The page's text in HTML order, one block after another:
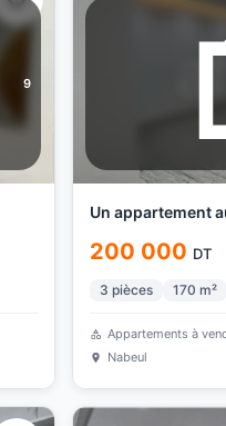
9
Un appartement
200 000 DT
3 pièces 170 m²
Appartements à
Nabeul